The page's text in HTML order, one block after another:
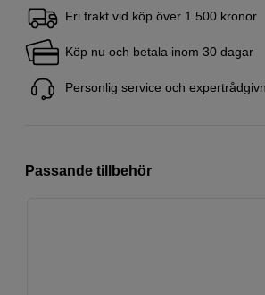
Fri frakt vid köp över 1 500 kronor
Köp nu och betala inom 30 dagar
Personlig service och
Passande tillbehör